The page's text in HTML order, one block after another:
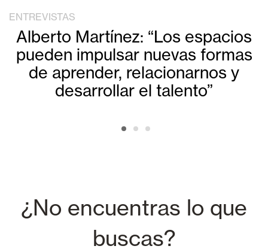
ENTREVISTAS
Alberto Martínez: “Los espacios
pueden impulsar nuevas formas
de aprender, relacionarnos y
desarrollar el talento”
¿No encuentras lo que
buscas?